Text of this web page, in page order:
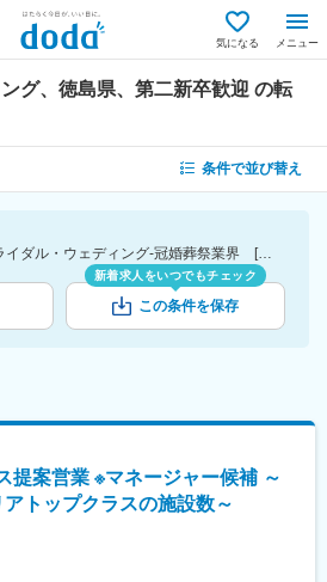
気になる メニュー
グ、徳島県、第二新卒歓迎 の転
条件で並び替え
[勤務地]徳島県 [業種]ブライダル・ウェディング-冠婚葬祭業界 [詳細条件](募集・採用情報)第二新卒歓迎
新着求人をいつでもチェック
この条件を保存
提案営業 ※マネージャー候補 ～
トップクラスの施設数～